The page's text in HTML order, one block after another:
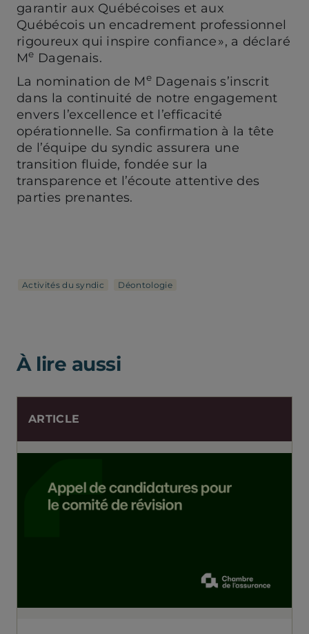
garantir aux Québécoises et aux
Québécois un encadrement professionnel
rigoureux qui inspire confiance », a déclaré
Me Dagenais.
La nomination de Me Dagenais s’inscrit
dans la continuité de notre engagement
envers l’excellence et l’efficacité
opérationnelle. Sa confirmation à la tête
de l’équipe du syndic assurera une
transition fluide, fondée sur la
transparence et l’écoute attentive des
parties prenantes.
Activités du syndic Déontologie
À lire aussi
ARTICLE